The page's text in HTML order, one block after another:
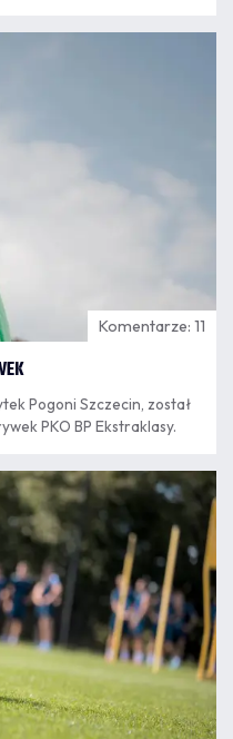
o relacji z trenerem
Komentarze: 11
Pogoni Szczecin, został
PKO BP Ekstraklasy.